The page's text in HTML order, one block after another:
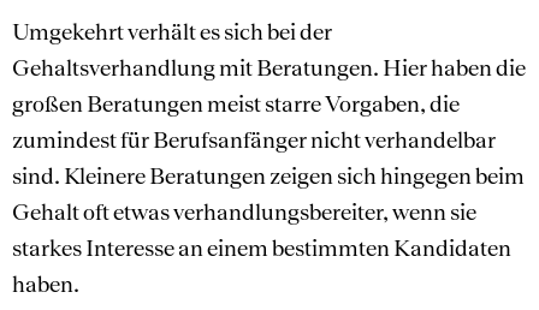
Umgekehrt verhält es sich bei der
Gehaltsverhandlung mit Beratungen. Hier haben die
großen Beratungen meist starre Vorgaben, die
zumindest für Berufsanfänger nicht verhandelbar
sind. Kleinere Beratungen zeigen sich hingegen beim
Gehalt oft etwas verhandlungsbereiter, wenn sie
starkes Interesse an einem bestimmten Kandidaten
haben.